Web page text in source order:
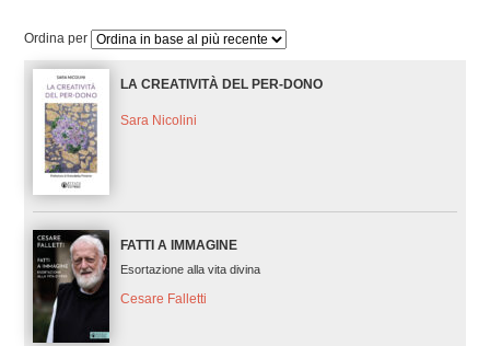
Ordina per
LA CREATIVITÀ DEL PER-DONO
Sara Nicolini
FATTI A IMMAGINE
Esortazione alla vita divina
Cesare Falletti